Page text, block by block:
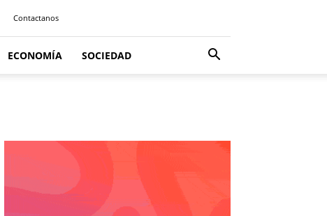
Contactanos
ECONOMÍA SOCIEDAD